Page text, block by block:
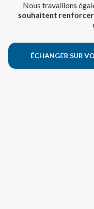
Nous travaillons
souhaitent
ÉCHANGER SUR